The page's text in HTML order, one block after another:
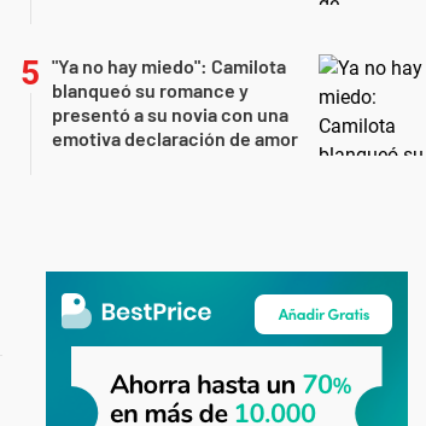
"Ya no hay miedo": Camilota
blanqueó su romance y
presentó a su novia con una
emotiva declaración de amor